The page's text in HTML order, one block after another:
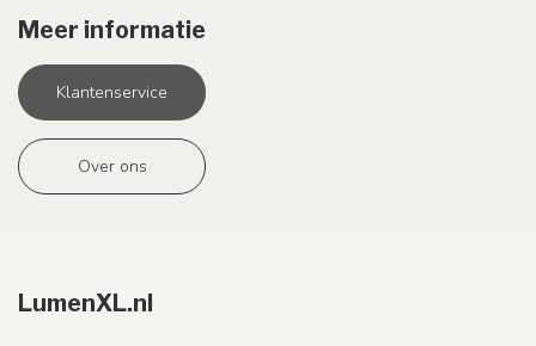
Meer informatie
Klantenservice
Over ons
LumenXL.nl